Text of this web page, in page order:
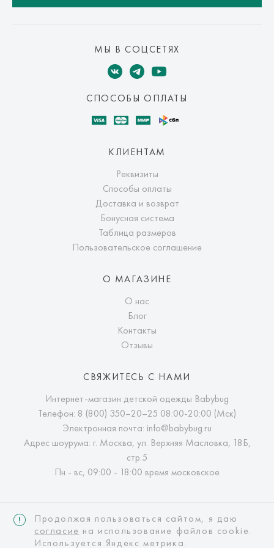
МЫ В СОЦСЕТЯХ
СПОСОБЫ ОПЛАТЫ
КЛИЕНТАМ
Реквизиты
Способы оплаты
Доставка и возврат
Бонусная система
Таблица размеров
Пользовательское соглашение
О МАГАЗИНЕ
О нас
Блог
Контакты
Отзывы
СВЯЖИТЕСЬ С НАМИ
Интернет-магазин детской одежды Babybug
Телефон: 8 (800) 350–20–25 08:00-20:00 (Мск)
Электронная почта: info@babybug.ru
Адрес шоурума: г. Москва, ул. Верхняя Масловка, 18Б,
стр.5
Пн - вс, 09:00 - 18:00 время московское
Продолжая пользоваться сайтом, я даю
согласие на использование файлов cookie.
Используется Яндекс метрика.